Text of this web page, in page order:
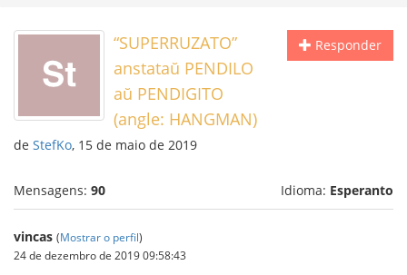
Responder
“SUPERRUZATO”
anstataŭ PENDILO
aŭ PENDIGITO
(angle: HANGMAN)
de StefKo, 15 de maio de 2019
Mensagens: 90 Idioma: Esperanto
vincas (Mostrar o perfil)
24 de dezembro de 2019 09:58:43